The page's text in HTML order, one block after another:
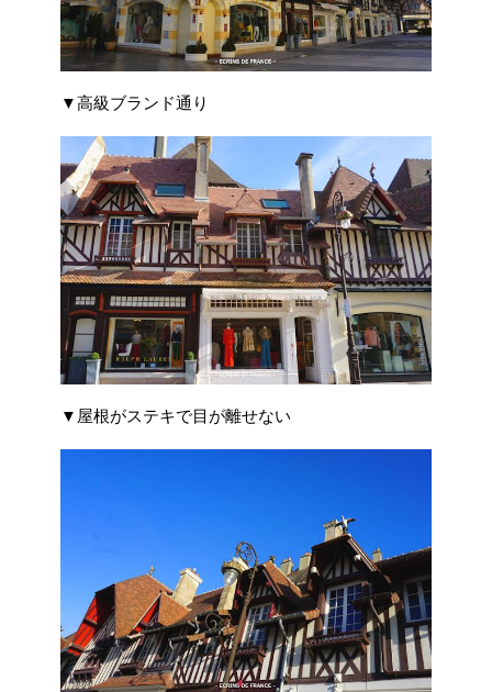
▼高級ブランド通り
▼屋根がステキで目が離せない